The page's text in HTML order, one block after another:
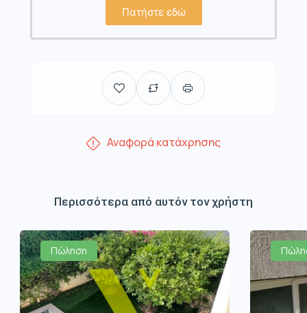
Πατήστε εδώ
Αναφορά κατάχρησης
Περισσότερα από αυτόν τον χρήστη
Πώληση